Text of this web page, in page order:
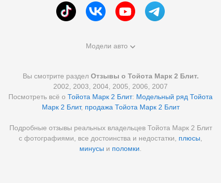
Модели авто
Вы смотрите раздел Отзывы о Тойота Марк 2 Блит.
2002, 2003, 2004, 2005, 2006, 2007
Посмотреть всё о Тойота Марк 2 Блит: Модельный ряд Тойота
Марк 2 Блит, продажа Тойота Марк 2 Блит
Подробные отзывы реальных владельцев Тойота Марк 2 Блит
с фотографиями, все достоинства и недостатки, плюсы,
минусы и поломки.